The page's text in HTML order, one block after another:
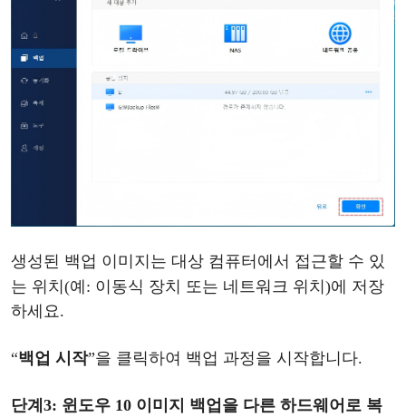
생성된 백업 이미지는 대상 컴퓨터에서 접근할 수 있
는 위치(예: 이동식 장치 또는 네트워크 위치)에 저장
하세요.
“백업 시작”을 클릭하여 백업 과정을 시작합니다.
단계 3: 윈도우 10 이미지 백업을 다른 하드웨어로 복